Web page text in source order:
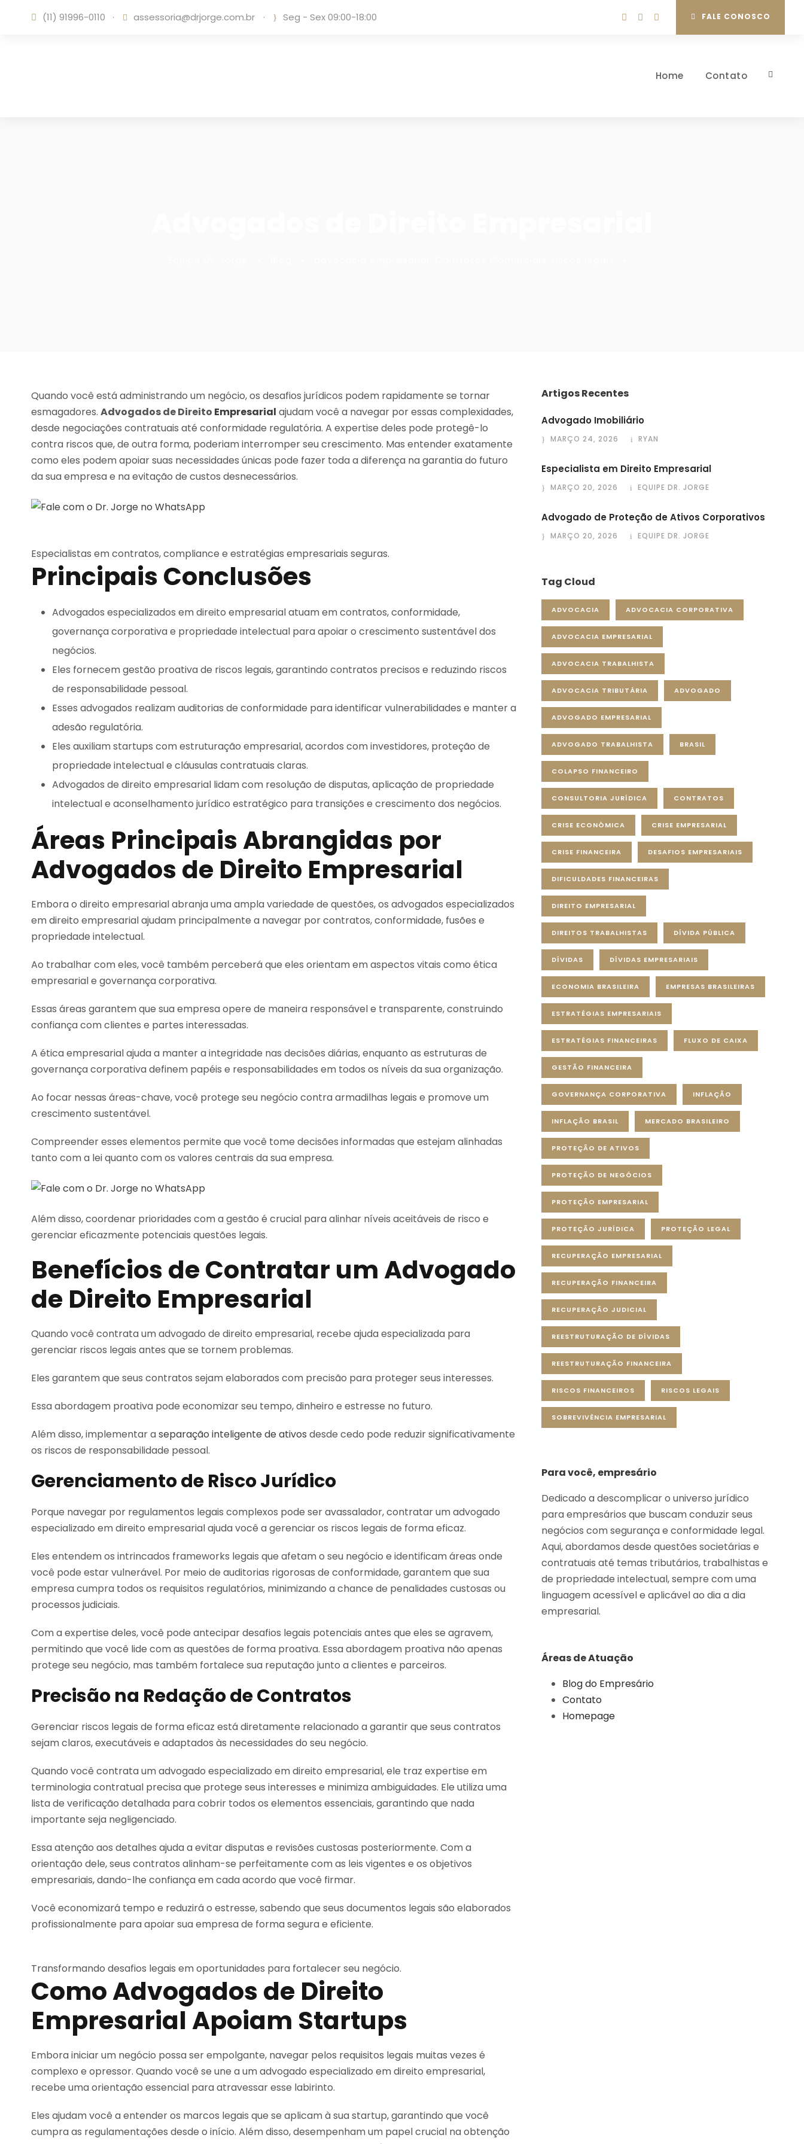
(11) 91996-0110 · assessoria@drjorge.com.br · Seg - Sex 09:00-18:00 FALE CONOSCO
Home Contato
Quando você está administrando um negócio, os desafios jurídicos podem rapidamente se tornar
esmagadores. Advogados de Direito Empresarial ajudam você a navegar por essas complexidades,
desde negociações contratuais até conformidade regulatória. A expertise deles pode protegê-lo
contra riscos que, de outra forma, poderiam interromper seu crescimento. Mas entender exatamente
como eles podem apoiar suas necessidades únicas pode fazer toda a diferença na garantia do futuro
da sua empresa e na evitação de custos desnecessários.
Especialistas em contratos, compliance e estratégias empresariais seguras.
Principais Conclusões
Advogados especializados em direito empresarial atuam em contratos, conformidade,
governança corporativa e propriedade intelectual para apoiar o crescimento sustentável dos
negócios.
Eles fornecem gestão proativa de riscos legais, garantindo contratos precisos e reduzindo riscos
de responsabilidade pessoal.
Esses advogados realizam auditorias de conformidade para identificar vulnerabilidades e manter a
adesão regulatória.
Eles auxiliam startups com estruturação empresarial, acordos com investidores, proteção de
propriedade intelectual e cláusulas contratuais claras.
Advogados de direito empresarial lidam com resolução de disputas, aplicação de propriedade
intelectual e aconselhamento jurídico estratégico para transições e crescimento dos negócios.
Áreas Principais Abrangidas por
Advogados de Direito Empresarial
Embora o direito empresarial abranja uma ampla variedade de questões, os advogados especializados
em direito empresarial ajudam principalmente a navegar por contratos, conformidade, fusões e
propriedade intelectual.
Ao trabalhar com eles, você também perceberá que eles orientam em aspectos vitais como ética
empresarial e governança corporativa.
Essas áreas garantem que sua empresa opere de maneira responsável e transparente, construindo
confiança com clientes e partes interessadas.
A ética empresarial ajuda a manter a integridade nas decisões diárias, enquanto as estruturas de
governança corporativa definem papéis e responsabilidades em todos os níveis da sua organização.
Ao focar nessas áreas-chave, você protege seu negócio contra armadilhas legais e promove um
crescimento sustentável.
Compreender esses elementos permite que você tome decisões informadas que estejam alinhadas
tanto com a lei quanto com os valores centrais da sua empresa.
Além disso, coordenar prioridades com a gestão é crucial para alinhar níveis aceitáveis de risco e
gerenciar eficazmente potenciais questões legais.
Benefícios de Contratar um Advogado
de Direito Empresarial
Quando você contrata um advogado de direito empresarial, recebe ajuda especializada para
gerenciar riscos legais antes que se tornem problemas.
Eles garantem que seus contratos sejam elaborados com precisão para proteger seus interesses.
Essa abordagem proativa pode economizar seu tempo, dinheiro e estresse no futuro.
Além disso, implementar aseparação inteligente de ativos desde cedo pode reduzir significativamente
os riscos de responsabilidade pessoal.
Gerenciamento de Risco Jurídico
Porque navegar por regulamentos legais complexos pode ser avassalador, contratar um advogado
especializado em direito empresarial ajuda você a gerenciar os riscos legais de forma eficaz.
Eles entendem os intrincados frameworks legais que afetam o seu negócio e identificam áreas onde
você pode estar vulnerável. Por meio de auditorias rigorosas de conformidade, garantem que sua
empresa cumpra todos os requisitos regulatórios, minimizando a chance de penalidades custosas ou
processos judiciais.
Com a expertise deles, você pode antecipar desafios legais potenciais antes que eles se agravem,
permitindo que você lide com as questões de forma proativa. Essa abordagem proativa não apenas
protege seu negócio, mas também fortalece sua reputação junto a clientes e parceiros.
Precisão na Redação de Contratos
Gerenciar riscos legais de forma eficaz está diretamente relacionado a garantir que seus contratos
sejam claros, executáveis e adaptados às necessidades do seu negócio.
Quando você contrata um advogado especializado em direito empresarial, ele traz expertise em
terminologia contratual precisa que protege seus interesses e minimiza ambiguidades. Ele utiliza uma
lista de verificação detalhada para cobrir todos os elementos essenciais, garantindo que nada
importante seja negligenciado.
Essa atenção aos detalhes ajuda a evitar disputas e revisões custosas posteriormente. Com a
orientação dele, seus contratos alinham-se perfeitamente com as leis vigentes e os objetivos
empresariais, dando-lhe confiança em cada acordo que você firmar.
Você economizará tempo e reduzirá o estresse, sabendo que seus documentos legais são elaborados
profissionalmente para apoiar sua empresa de forma segura e eficiente.
Transformando desafios legais em oportunidades para fortalecer seu negócio.
Como Advogados de Direito
Empresarial Apoiam Startups
Embora iniciar um negócio possa ser empolgante, navegar pelos requisitos legais muitas vezes é
complexo e opressor. Quando você se une a um advogado especializado em direito empresarial,
recebe uma orientação essencial para atravessar esse labirinto.
Eles ajudam você a entender os marcos legais que se aplicam à sua startup, garantindo que você
cumpra as regulamentações desde o início. Além disso, desempenham um papel crucial na obtenção
Artigos Recentes
Advogado Imobiliário
MARÇO 24, 2026 RYAN
Especialista em Direito Empresarial
MARÇO 20, 2026 EQUIPE DR. JORGE
Advogado de Proteção de Ativos Corporativos
MARÇO 20, 2026 EQUIPE DR. JORGE
Tag Cloud
ADVOCACIA ADVOCACIA CORPORATIVA
ADVOCACIA EMPRESARIAL
ADVOCACIA TRABALHISTA
ADVOCACIA TRIBUTÁRIA ADVOGADO
ADVOGADO EMPRESARIAL
ADVOGADO TRABALHISTA BRASIL
COLAPSO FINANCEIRO
CONSULTORIA JURÍDICA CONTRATOS
CRISE ECONÔMICA CRISE EMPRESARIAL
CRISE FINANCEIRA DESAFIOS EMPRESARIAIS
DIFICULDADES FINANCEIRAS
DIREITO EMPRESARIAL
DIREITOS TRABALHISTAS DÍVIDA PÚBLICA
DÍVIDAS DÍVIDAS EMPRESARIAIS
ECONOMIA BRASILEIRA EMPRESAS BRASILEIRAS
ESTRATÉGIAS EMPRESARIAIS
ESTRATÉGIAS FINANCEIRAS FLUXO DE CAIXA
GESTÃO FINANCEIRA
GOVERNANÇA CORPORATIVA INFLAÇÃO
INFLAÇÃO BRASIL MERCADO BRASILEIRO
PROTEÇÃO DE ATIVOS
PROTEÇÃO DE NEGÓCIOS
PROTEÇÃO EMPRESARIAL
PROTEÇÃO JURÍDICA PROTEÇÃO LEGAL
RECUPERAÇÃO EMPRESARIAL
RECUPERAÇÃO FINANCEIRA
RECUPERAÇÃO JUDICIAL
REESTRUTURAÇÃO DE DÍVIDAS
REESTRUTURAÇÃO FINANCEIRA
RISCOS FINANCEIROS RISCOS LEGAIS
SOBREVIVÊNCIA EMPRESARIAL
Para você, empresário
Dedicado a descomplicar o universo jurídico
para empresários que buscam conduzir seus
negócios com segurança e conformidade legal.
Aqui, abordamos desde questões societárias e
contratuais até temas tributários, trabalhistas e
de propriedade intelectual, sempre com uma
linguagem acessível e aplicável ao dia a dia
empresarial.
Áreas de Atuação
Blog do Empresário
Contato
Homepage